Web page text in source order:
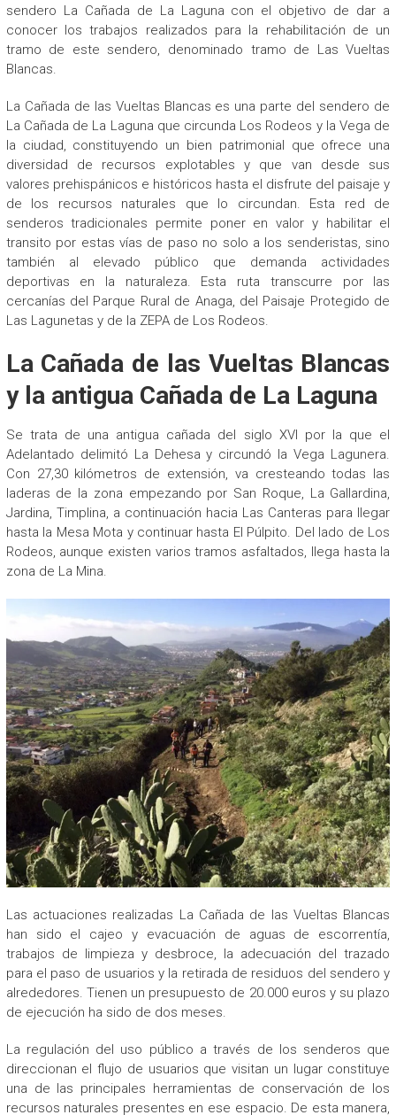
sendero La Cañada de La Laguna con el objetivo de dar a
conocer los trabajos realizados para la rehabilitación de un
tramo de este sendero, denominado tramo de Las Vueltas
Blancas.
La Cañada de las Vueltas Blancas es una parte del sendero de
La Cañada de La Laguna que circunda Los Rodeos y la Vega de
la ciudad, constituyendo un bien patrimonial que ofrece una
diversidad de recursos explotables y que van desde sus
valores prehispánicos e históricos hasta el disfrute del paisaje y
de los recursos naturales que lo circundan. Esta red de
senderos tradicionales permite poner en valor y habilitar el
transito por estas vías de paso no solo a los senderistas, sino
también al elevado público que demanda actividades
deportivas en la naturaleza. Esta ruta transcurre por las
cercanías del Parque Rural de Anaga, del Paisaje Protegido de
Las Lagunetas y de la ZEPA de Los Rodeos.
La Cañada de las Vueltas Blancas
y la antigua Cañada de La Laguna
Se trata de una antigua cañada del siglo XVI por la que el
Adelantado delimitó La Dehesa y circundó la Vega Lagunera.
Con 27,30 kilómetros de extensión, va cresteando todas las
laderas de la zona empezando por San Roque, La Gallardina,
Jardina, Timplina, a continuación hacia Las Canteras para llegar
hasta la Mesa Mota y continuar hasta El Púlpito. Del lado de Los
Rodeos, aunque existen varios tramos asfaltados, llega hasta la
zona de La Mina.
Las actuaciones realizadas La Cañada de las Vueltas Blancas
han sido el cajeo y evacuación de aguas de escorrentía,
trabajos de limpieza y desbroce, la adecuación del trazado
para el paso de usuarios y la retirada de residuos del sendero y
alrededores. Tienen un presupuesto de 20.000 euros y su plazo
de ejecución ha sido de dos meses.
La regulación del uso público a través de los senderos que
direccionan el flujo de usuarios que visitan un lugar constituye
una de las principales herramientas de conservación de los
recursos naturales presentes en ese espacio. De esta manera,